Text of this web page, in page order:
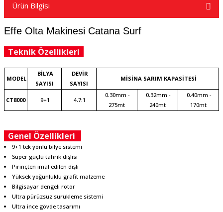
Ürün Bilgisi
Effe Olta Makinesi Catana Surf
Teknik Özellikleri
MODEL
BİLYA
SAYISI
DEVİR
SAYISI
MİSİNA SARIM KAPASİTESİ
CT8000 9+1 4.7:1
0.30mm -
275mt
0.32mm -
240mt
0.40mm -
170mt
Genel Özellikleri
9+1 tek yönlü bilye sistemi
Süper güçlü tahrik dişlisi
Pirinçten imal edilen dişli
Yüksek yoğunluklu grafit malzeme
Bilgisayar dengeli rotor
Ultra pürüzsüz sürükleme sistemi
Ultra ince gövde tasarımı